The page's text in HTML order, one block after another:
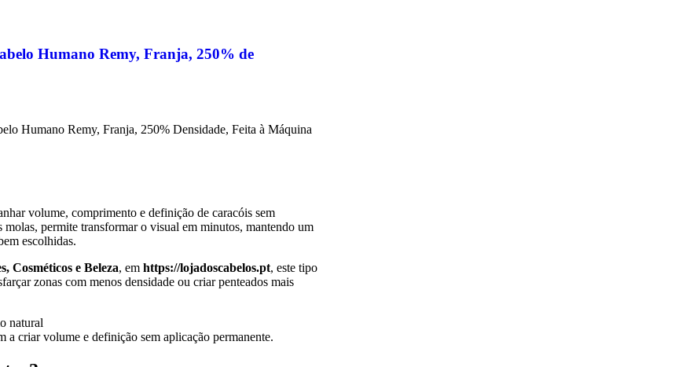
Humano Remy, Franja, 250% de
Humano Remy, Franja, 250% Densidade, Feita à Máquina
volume, comprimento e definição de caracóis sem
permite transformar o visual em minutos, mantendo um
escolhidas.
Cosméticos e Beleza, em https://lojadoscabelos.pt, este tipo
zonas com menos densidade ou criar penteados mais
a criar volume e definição sem aplicação permanente.